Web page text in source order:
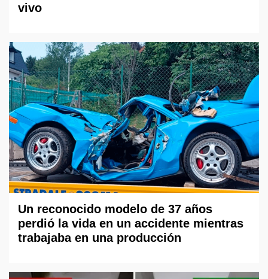
vivo
Un reconocido modelo de 37 años
perdió la vida en un accidente mientras
trabajaba en una producción